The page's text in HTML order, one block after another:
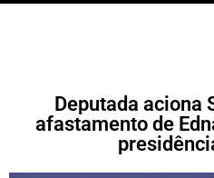
Deputada aciona
afastamento de